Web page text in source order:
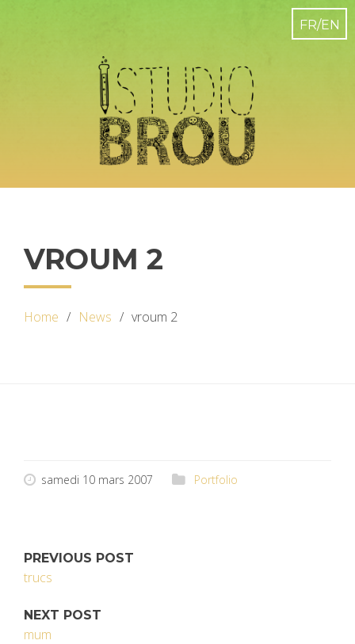
VROUM 2
Home News vroum 2
samedi 10 mars 2007 Portfolio
PREVIOUS POST
trucs
NEXT POST
mum